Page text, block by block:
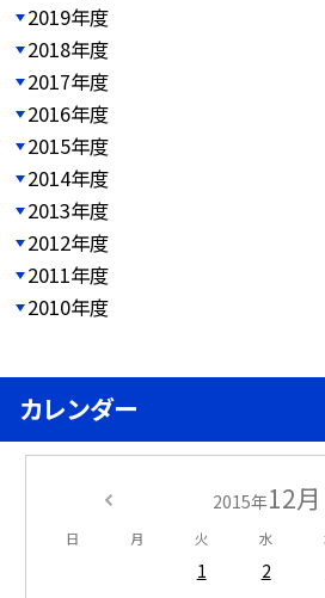
2019年度
2018年度
2017年度
2016年度
2015年度
2014年度
2013年度
2012年度
2011年度
2010年度
カレンダー
2015年12月
日 月 火 水
1 2